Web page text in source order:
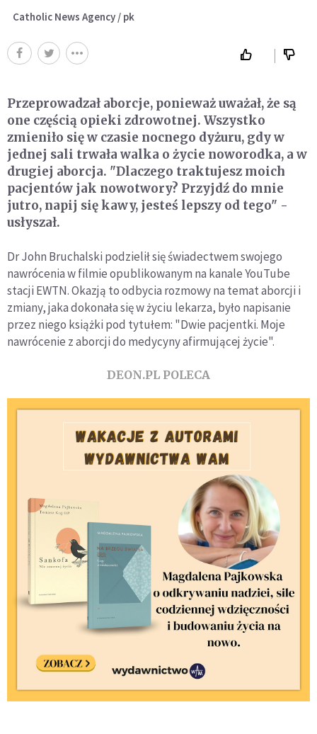
Catholic News Agency / pk
Przeprowadzał aborcje, ponieważ uważał, że są
one częścią opieki zdrowotnej. Wszystko
zmieniło się w czasie nocnego dyżuru, gdy w
jednej sali trwała walka o życie noworodka, a w
drugiej aborcja. "Dlaczego traktujesz moich
pacjentów jak nowotwory? Przyjdź do mnie
jutro, napij się kawy, jesteś lepszy od tego" -
usłyszał.
Dr John Bruchalski podzielił się świadectwem swojego
nawrócenia w filmie opublikowanym na kanale YouTube
stacji EWTN. Okazją to odbycia rozmowy na temat aborcji i
zmiany, jaka dokonała się w życiu lekarza, było napisanie
przez niego książki pod tytułem: "Dwie pacjentki. Moje
nawrócenie z aborcji do medycyny afirmującej życie".
DEON.PL POLECA